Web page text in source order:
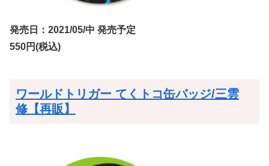
発売日：2021/05/中 発売予定
550円(税込)
ワールドトリガー てくトコ缶バッジ/三雲
修【再販】